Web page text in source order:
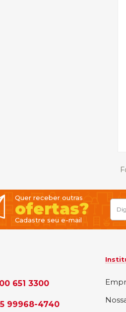
Quer receber outras
ofertas?
Cadastre seu e-mail
651 3300
99968-4740